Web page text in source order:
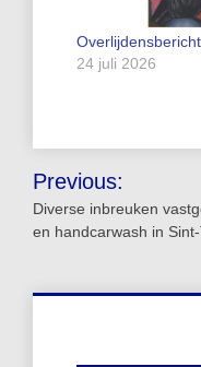
24 juli 2026
Bericht
navigatie
Previous:
Diverse inbreuken
en handcarwash in